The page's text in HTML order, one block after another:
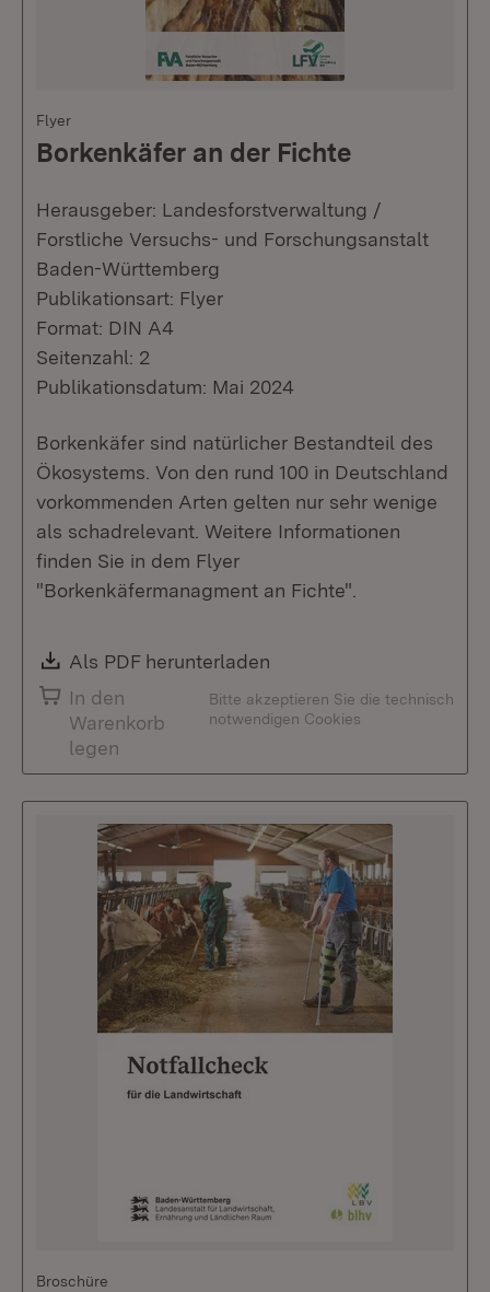
Flyer
Borkenkäfer an der Fichte
Herausgeber: Landesforstverwaltung /
Forstliche Versuchs- und Forschungsanstalt
Baden-Württemberg
Publikationsart: Flyer
Format: DIN A4
Seitenzahl: 2
Publikationsdatum: Mai 2024
Borkenkäfer sind natürlicher Bestandteil des
Ökosystems. Von den rund 100 in Deutschland
vorkommenden Arten gelten nur sehr wenige
als schadrelevant. Weitere Informationen
finden Sie in dem Flyer
"Borkenkäfermanagment an Fichte".
Download:
Als PDF herunterladen
In den
Warenkorb
legen
Bitte akzeptieren Sie die technisch
notwendigen Cookies
Broschüre